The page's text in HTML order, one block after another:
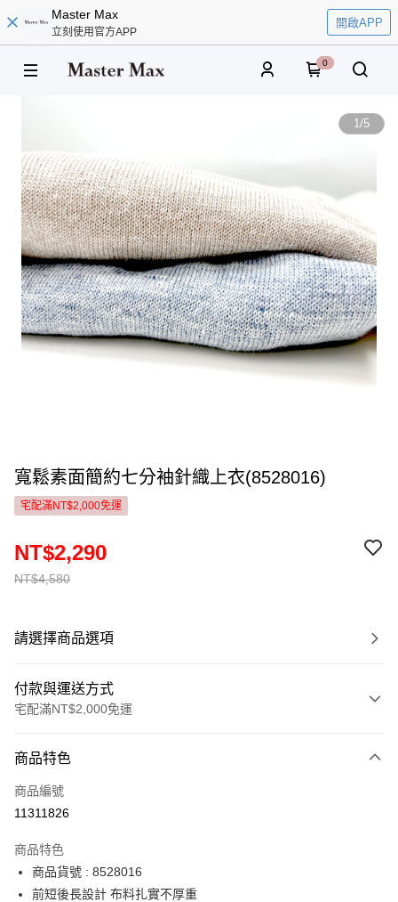
Master Max
立刻使用官方APP
開啟APP
0
1/5
寬鬆素面簡約七分袖針織上衣(8528016)
宅配滿NT$2,000免運
NT$4,580
NT$2,290
請選擇商品選項
付款與運送方式
宅配滿NT$2,000免運
信用卡一次付款
運送方式
宅配
每筆NT$90，滿NT$2,000(含以上)免運費
商品特色
商品編號
11311826
商品特色
商品貨號 : 8528016
前短後長設計 布料扎實不厚重